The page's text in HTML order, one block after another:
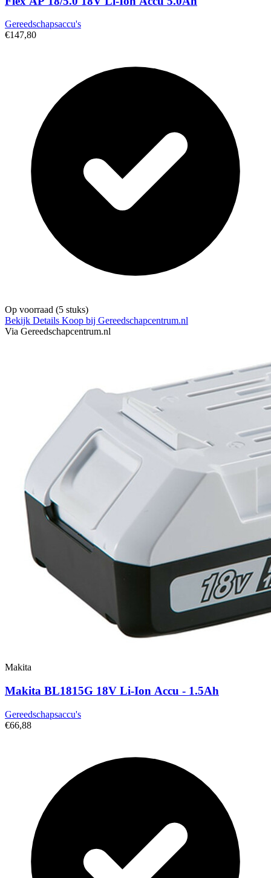
Gereedschapsaccu's
€147,80
Op voorraad (5 stuks)
Bekijk Details Koop bij Gereedschapcentrum.nl
Via Gereedschapcentrum.nl
Makita
Makita BL1815G 18V Li-Ion Accu - 1.5Ah
Gereedschapsaccu's
€66,88